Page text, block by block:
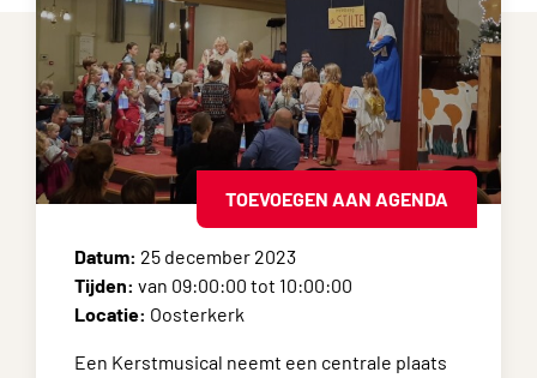
TOEVOEGEN AAN AGENDA
Datum: 25 december 2023
Tijden: van 09:00:00 tot 10:00:00
Locatie: Oosterkerk
Een Kerstmusical neemt een centrale plaats